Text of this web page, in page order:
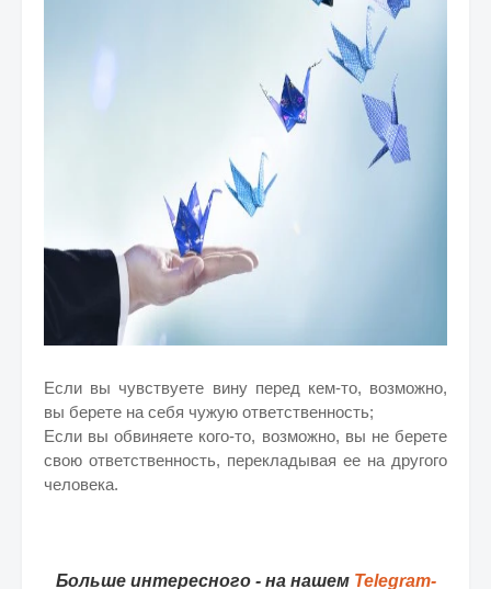
Если вы чувствуете вину перед кем-то, возможно,
вы берете на себя чужую ответственность;
Если вы обвиняете кого-то, возможно, вы не берете
свою ответственность, перекладывая ее на другого
человека.
Больше интересного - на нашем Telegram-